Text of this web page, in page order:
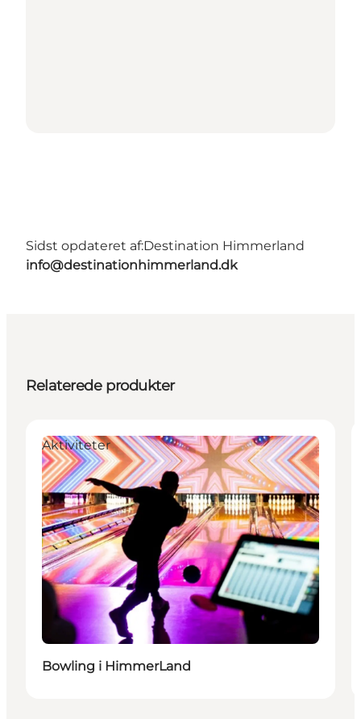
Sidst opdateret af:Destination Himmerland
info@destinationhimmerland.dk
Relaterede produkter
Aktiviteter
Bowling i HimmerLand